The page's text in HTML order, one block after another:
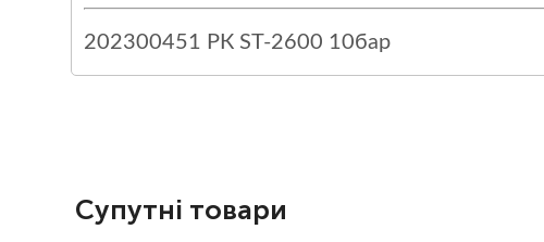
202300451 РК ST-2600 10бар
Супутні товари